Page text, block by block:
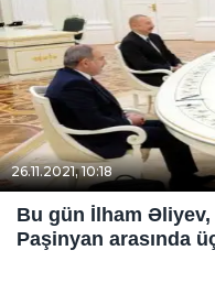
26.11.2021, 10:18
Bu gün İlham
Paşinyan arasında